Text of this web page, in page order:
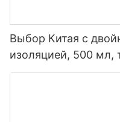
Выбор Китая с
изоляцией, 500 мл,
нержавеющей